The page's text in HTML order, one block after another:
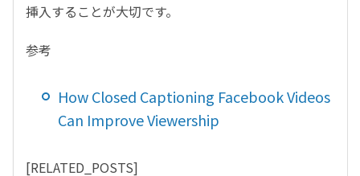
挿入することが大切です。
参考
How Closed Captioning Facebook Videos
Can Improve Viewership
[RELATED_POSTS]